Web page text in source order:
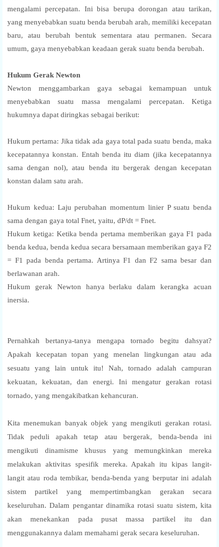
mengalami percepatan. Ini bisa berupa dorongan atau tarikan,
yang menyebabkan suatu benda berubah arah, memiliki kecepatan
baru, atau berubah bentuk sementara atau permanen. Secara
umum, gaya menyebabkan keadaan gerak suatu benda berubah.
Hukum Gerak Newton
Newton menggambarkan gaya sebagai kemampuan untuk
menyebabkan suatu massa mengalami percepatan. Ketiga
hukumnya dapat diringkas sebagai berikut:
Hukum pertama: Jika tidak ada gaya total pada suatu benda, maka
kecepatannya konstan. Entah benda itu diam (jika kecepatannya
sama dengan nol), atau benda itu bergerak dengan kecepatan
konstan dalam satu arah.
Hukum kedua: Laju perubahan momentum linier P suatu benda
sama dengan gaya total Fnet, yaitu, dP/dt = Fnet.
Hukum ketiga: Ketika benda pertama memberikan gaya F1 pada
benda kedua, benda kedua secara bersamaan memberikan gaya F2
= F1 pada benda pertama. Artinya F1 dan F2 sama besar dan
berlawanan arah.
Hukum gerak Newton hanya berlaku dalam kerangka acuan
inersia.
Pernahkah bertanya-tanya mengapa tornado begitu dahsyat?
Apakah kecepatan topan yang menelan lingkungan atau ada
sesuatu yang lain untuk itu! Nah, tornado adalah campuran
kekuatan, kekuatan, dan energi. Ini mengatur gerakan rotasi
tornado, yang mengakibatkan kehancuran.
Kita menemukan banyak objek yang mengikuti gerakan rotasi.
Tidak peduli apakah tetap atau bergerak, benda-benda ini
mengikuti dinamisme khusus yang memungkinkan mereka
melakukan aktivitas spesifik mereka. Apakah itu kipas langit-
langit atau roda tembikar, benda-benda yang berputar ini adalah
sistem partikel yang mempertimbangkan gerakan secara
keseluruhan. Dalam pengantar dinamika rotasi suatu sistem, kita
akan menekankan pada pusat massa partikel itu dan
menggunakannya dalam memahami gerak secara keseluruhan.